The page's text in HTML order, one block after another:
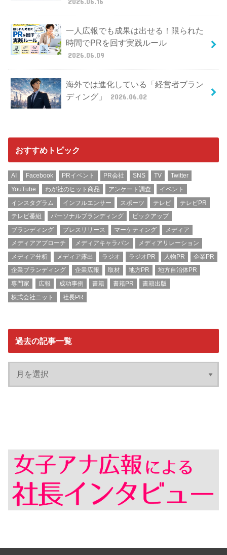
一人広報でも成果は出せる！限られた
時間でPRを回す実践ルール
2026.06.09
海外では進化している「経営者ブラン
ディング」
2026.06.02
おすすめトピック
AI Facebook PRイベント PR会社 SNS TV
Twitter
YouTube
わが社のヒット商品 アンケート調査
イベント
インスタグラム
インフルエンサー スポーツ テレビ
テレビPR
テレビ番組
パーソナルブランディング
ピックアップ
ブランディング
プレスリリース マーケティング
メディア
メディアアプローチ
メディアキャラバン
メディアリレーション
メディア分析
メディア露出 ラジオ ラジオPR 人物PR
企業PR
企業ブランディング
企業広報 取材 地方PR
地方自治体PR
専門家
広報 成功事例 書籍 書籍PR
書籍出版
株式会社ニット
社長PR
過去の記事一覧